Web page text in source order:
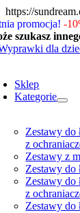
https://
promocja!-
szukasz
Sklep
Kategorie
Zestawy do
z
Zestawy z
Zestawy do
Zestawy do
z
Zestawy do